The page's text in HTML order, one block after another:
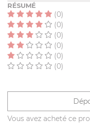
RÉSUMÉ
(0)
(0)
(0)
(0)
(0)
(0)
Vous avez acheté ce